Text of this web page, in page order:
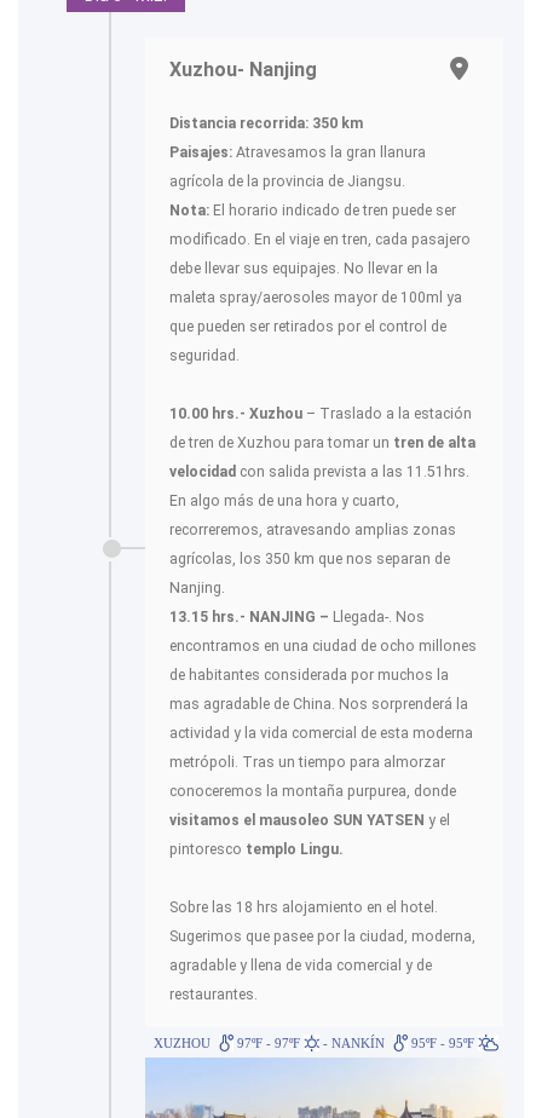
Xuzhou- Nanjing
Distancia recorrida: 350 km
Paisajes: Atravesamos la gran llanura
agrícola de la provincia de Jiangsu.
Nota: El horario indicado de tren puede ser
modificado. En el viaje en tren, cada pasajero
debe llevar sus equipajes. No llevar en la
maleta spray/aerosoles mayor de 100ml ya
que pueden ser retirados por el control de
seguridad.
10.00 hrs.- Xuzhou – Traslado a la estación
de tren de Xuzhou para tomar un tren de alta
velocidad con salida prevista a las 11.51hrs.
En algo más de una hora y cuarto,
recorreremos, atravesando amplias zonas
agrícolas, los 350 km que nos separan de
Nanjing.
13.15 hrs.- NANJING – Llegada-. Nos
encontramos en una ciudad de ocho millones
de habitantes considerada por muchos la
mas agradable de China. Nos sorprenderá la
actividad y la vida comercial de esta moderna
metrópoli. Tras un tiempo para almorzar
conoceremos la montaña purpurea, donde
visitamos el mausoleo SUN YATSEN y el
pintoresco templo Lingu.
Sobre las 18 hrs alojamiento en el hotel.
Sugerimos que pasee por la ciudad, moderna,
agradable y llena de vida comercial y de
restaurantes.
XUZHOU 97ºF - 97ºF - NANKÍN 95ºF - 95ºF